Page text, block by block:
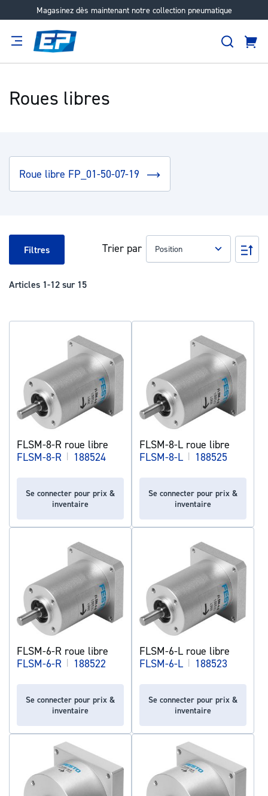
Magasinez dès maintenant notre collection pneumatique
Aller
Roues libres
Roue libre FP_01-50-07-19
Articles 1-12 sur 15
Trier par
Par
FLSM-8-R roue libre
FLSM-8-R | 188524
Se connecter pour prix &
inventaire
FLSM-8-L roue libre
FLSM-8-L | 188525
Se connecter pour prix &
inventaire
FLSM-6-R roue libre
FLSM-6-R | 188522
Se connecter pour prix &
inventaire
FLSM-6-L roue libre
FLSM-6-L | 188523
Se connecter pour prix &
inventaire
Filtres